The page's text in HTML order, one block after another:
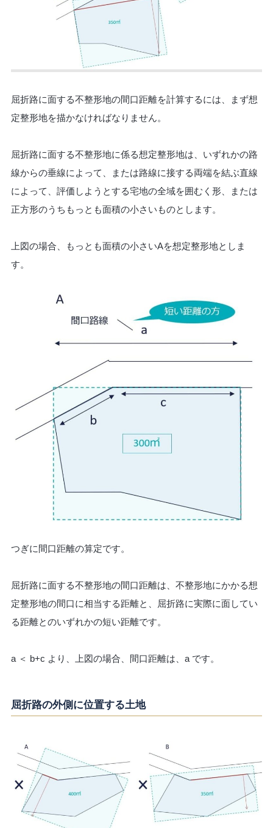
屈折路に面する不整形地の間口距離を計算するには、まず想
定整形地を描かなければなりません。
屈折路に面する不整形地に係る想定整形地は、いずれかの路
線からの垂線によって、または路線に接する両端を結ぶ直線
によって、評価しようとする宅地の全域を囲むく形、または
正方形のうちもっとも面積の小さいものとします。
上図の場合、もっとも面積の小さいAを想定整形地としま
す。
つぎに間口距離の算定です。
屈折路に面する不整形地の間口距離は、不整形地にかかる想
定整形地の間口に相当する距離と、屈折路に実際に面してい
る距離とのいずれかの短い距離です。
a ＜ b+c より、上図の場合、間口距離は、a です。
屈折路の外側に位置する土地